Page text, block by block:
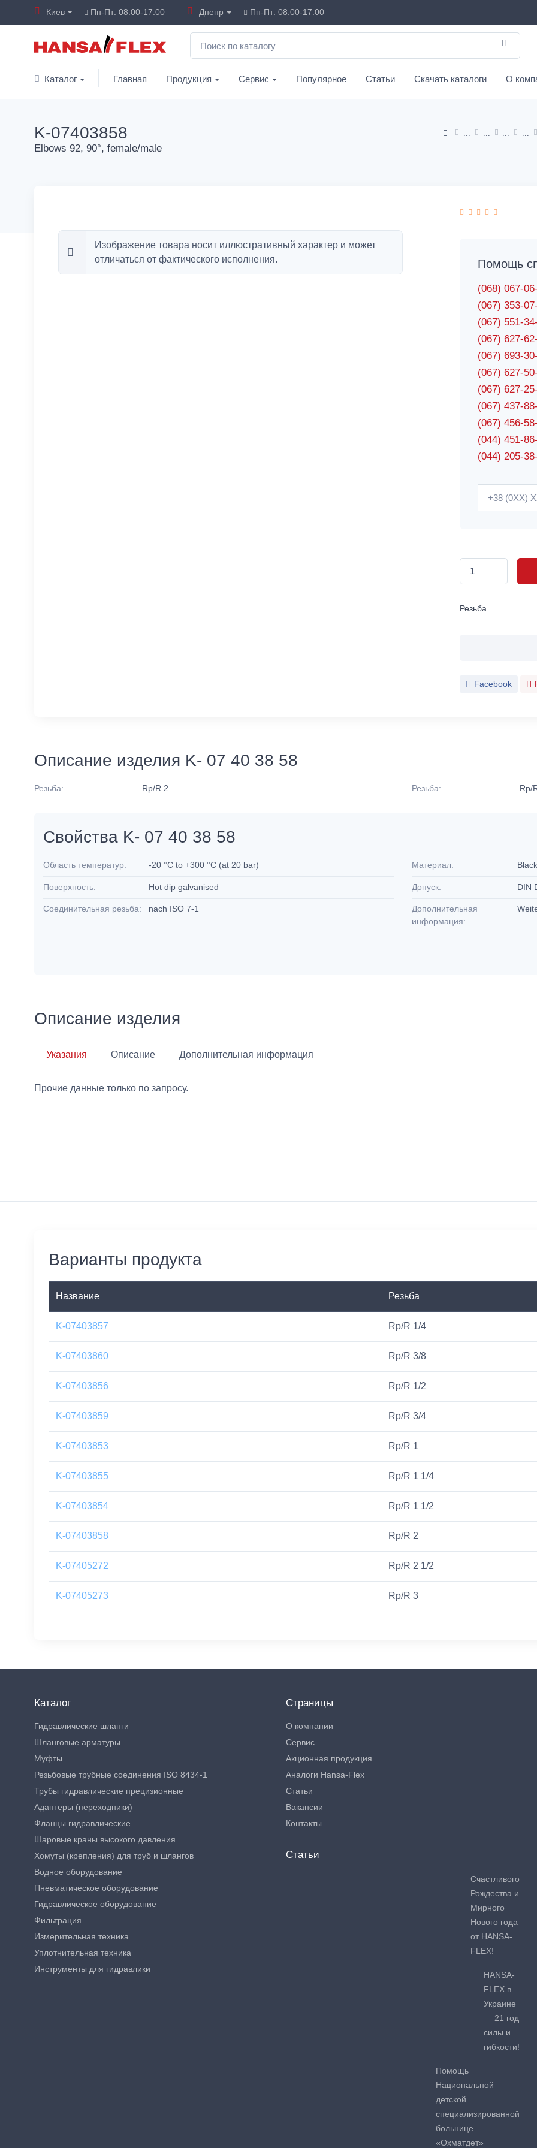
Киев Пн-Пт: 08:00-17:00 Днепр Пн-Пт: 08:00-17:00
Каталог Главная Продукция Сервис Популярное Статьи Скачать каталоги О
K-07403858
Elbows 92, 90°, female/male
Изображение товара носит иллюстративный характер и может
отличаться от фактического исполнения.
Помощь
(068) 067-
(067) 353-
(067) 551-
(067) 627-
(067) 693-
(067) 627-
(067) 627-
(067) 437-
(067) 456-
(044) 451-
(044) 205-
Резьба
Facebook
Описание изделия K- 07 40 38 58
Резьба: Rp/R 2 Резьба: Rp/
Свойства K- 07 40 38 58
Область температур: -20 °C to +300 °C (at 20 bar)
Поверхность: Hot dip galvanised
Соединительная резьба: nach ISO 7-1
Материал:
Допуск: DIN
Дополнительная
информация:
Описание изделия
Указания Описание Дополнительная информация
Прочие данные только по запросу.
Варианты продукта
Название Резьба
K-07403857 Rp/R 1/4
K-07403860 Rp/R 3/8
K-07403856 Rp/R 1/2
K-07403859 Rp/R 3/4
K-07403853 Rp/R 1
K-07403855 Rp/R 1 1/4
K-07403854 Rp/R 1 1/2
K-07403858 Rp/R 2
K-07405272 Rp/R 2 1/2
K-07405273 Rp/R 3
Каталог
Гидравлические шланги
Шланговые арматуры
Муфты
Резьбовые трубные соединения ISO 8434-1
Трубы гидравлические прецизионные
Адаптеры (переходники)
Фланцы гидравлические
Шаровые краны высокого давления
Хомуты (крепления) для труб и шлангов
Водное оборудование
Пневматическое оборудование
Гидравлическое оборудование
Фильтрация
Измерительная техника
Уплотнительная техника
Инструменты для гидравлики
Страницы
О компании
Сервис
Акционная продукция
Аналоги Hansa-Flex
Статьи
Вакансии
Контакты
Статьи
Счастливого
Рождества и
Мирного
Нового года
от HANSA-
FLEX!
HANSA-
FLEX в
Украине
— 21 год
силы и
гибкости!
Помощь
Национальной
детской
специализированной
больнице
«Охматдет»